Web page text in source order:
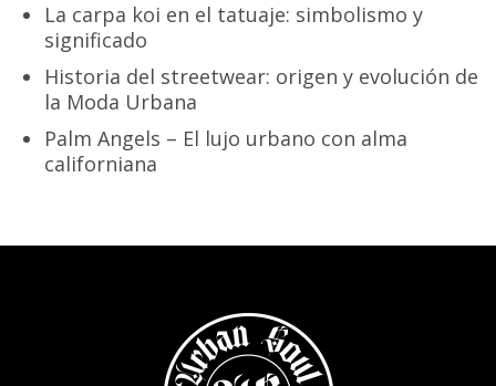
La carpa koi en el tatuaje: simbolismo y
significado
Historia del streetwear: origen y evolución de
la Moda Urbana
Palm Angels – El lujo urbano con alma
californiana